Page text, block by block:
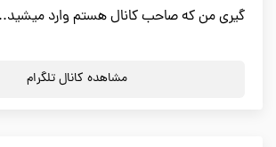
گیری من که صاحب کانال هستم وارد
مشاهده کانال تلگرام